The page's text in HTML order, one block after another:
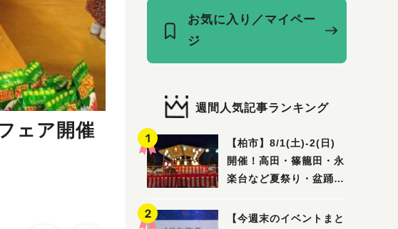
ェア開催
お気に入り／マイペー
ジ
週間人気記事ランキング
【柏市】8/1(土)‐2(日)
開催！高田・篠籠田・永
楽台など夏祭り・盆踊り
【今週末のイベントまと